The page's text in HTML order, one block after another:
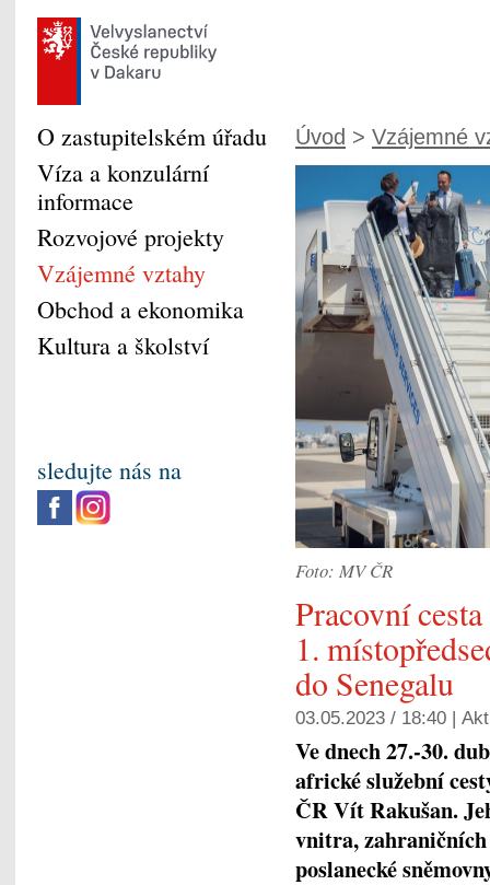
Úvod > Vzájemné
Foto: MV ČR
Pracovní
1.
do Senegalu
03.05.2023 / 18:40 |
Ve dnech 27.-30.
africké služební
ČR Vít Rakušan.
vnitra,
poslanecké
O zastupitelském úřadu
Víza a konzulární
informace
Rozvojové projekty
Vzájemné vztahy
Obchod a ekonomika
Kultura a školství
sledujte nás na